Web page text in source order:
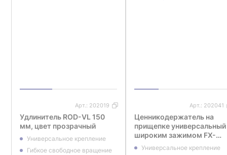
Арт.: 202019
Удлинитель ROD-VL 150
мм, цвет прозрачный
Универсальное крепление
Гибкое свободное вращение
Арт.: 202041
Ценникодержатель на
прищепке универсальный
широким зажимом FX-
CLAMP, ножка 100 мм
Универсальное крепление